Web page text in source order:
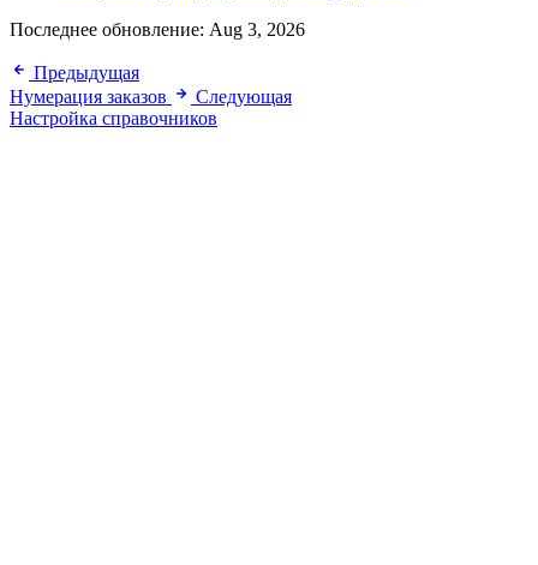
Последнее обновление: Aug 3, 2026
Предыдущая
Нумерация заказов
Следующая
Настройка справочников